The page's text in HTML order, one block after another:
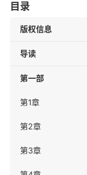
目录
版权信息
导读
第一部
第1章
第2章
第3章